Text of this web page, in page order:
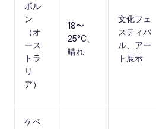
ボル
ン
（オ
ース
トラ
リ
ア）
18〜
25°C、
晴れ
文化フェ
スティバ
ル、アー
ト展示
ケベ